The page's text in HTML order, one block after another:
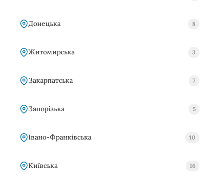
Донецька 8
Житомирська 3
Закарпатська 7
Запорізька 5
Івано-Франківська 10
Київська 16